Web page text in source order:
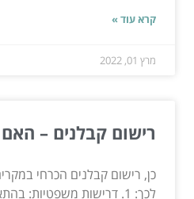
קרא עוד »
מרץ 01, 2022
רישום קבלנים –
כן, רישום קבלנים הכרחי
לכך: 1. דרישות משפטיות: